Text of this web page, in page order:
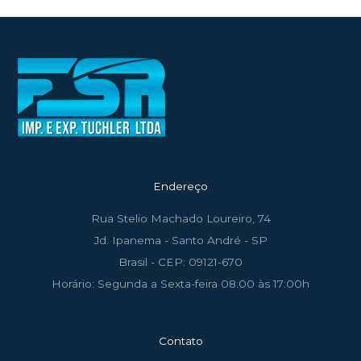
Endereço
Rua Stelio Machado Loureiro, 74
Jd. Ipanema - Santo André - SP
Brasil - CEP: 09121-670
Horário: Segunda a Sexta-feira 08:00 às 17:00h
Contato